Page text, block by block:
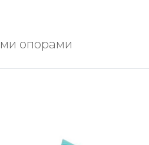
опорами